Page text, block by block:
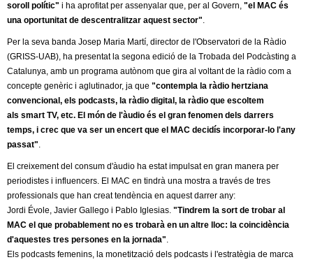
soroll polític" i ha aprofitat per assenyalar que, per al Govern, "el MAC és
una oportunitat de descentralitzar aquest sector".
Per la seva banda Josep Maria Martí, director de l'Observatori de la Ràdio
(GRISS-UAB), ha presentat la segona edició de la Trobada del Podcàsting a
Catalunya, amb un programa autònom que gira al voltant de la ràdio com a
concepte genèric i aglutinador, ja que "contempla la ràdio hertziana
convencional, els podcasts, la ràdio digital, la ràdio que escoltem
als smart TV, etc. El món de l'àudio és el gran fenomen dels darrers
temps, i crec que va ser un encert que el MAC decidís incorporar-lo l'any
passat".
El creixement del consum d'àudio ha estat impulsat en gran manera per
periodistes i influencers. El MAC en tindrà una mostra a través de tres
professionals que han creat tendència en aquest darrer any:
Jordi Évole, Javier Gallego i Pablo Iglesias. "Tindrem la sort de trobar al
MAC el que probablement no es trobarà en un altre lloc: la coincidència
d'aquestes tres persones en la jornada".
Els podcasts femenins, la monetització dels podcasts i l'estratègia de marca